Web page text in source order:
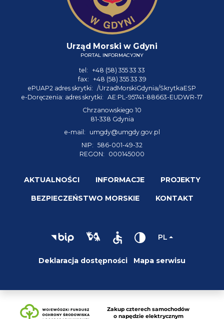
Urząd Morski w Gdyni
PORTAL INFORMACYJNY
tel: +48 (58) 355 33 33
fax: +48 (58) 355 33 39
ePUAP2 adres skrytki: /UrzadMorskiGdynia/SkrytkaESP
e-Doręczenia: adres skrytki: AE:PL-95741-88663-EUDWR-17
Chrzanowskiego 10
81-338 Gdynia
e-mail:
umgdy@umgdy.gov.pl
NIP: 586-001-49-32
REGON:
000145000
AKTUALNOŚCI INFORMACJE PROJEKTY
BEZPIECZEŃSTWO MORSKIE KONTAKT
PL
Deklaracja dostępności Mapa serwisu